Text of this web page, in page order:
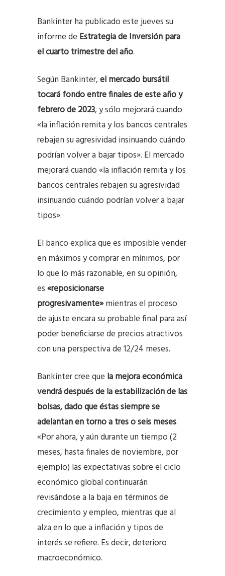
Bankinter ha publicado este jueves su
informe de Estrategia de Inversión para
el cuarto trimestre del año.
Según Bankinter,el mercado bursátil
tocará fondo entre finales de este año y
febrero de 2023, y sólo mejorará cuando
«la inflación remita y los bancos centrales
rebajen su agresividad insinuando cuándo
podrían volver a bajar tipos». El mercado
mejorará cuando «la inflación remita y los
bancos centrales rebajen su agresividad
insinuando cuándo podrían volver a bajar
tipos».
El banco explica que es imposible vender
en máximos y comprar en mínimos, por
lo que lo más razonable, en su opinión,
es«reposicionarse
progresivamente»mientras el proceso
de ajuste encara su probable final para así
poder beneficiarse de precios atractivos
con una perspectiva de 12/24 meses.
Bankinter cree que la mejora económica
vendrá después de la estabilización de las
bolsas, dado que éstas siempre se
adelantan en torno a tres o seis meses.
«Por ahora, y aún durante un tiempo (2
meses, hasta finales de noviembre, por
ejemplo) las expectativas sobre el ciclo
económico global continuarán
revisándose a la baja en términos de
crecimiento y empleo, mientras que al
alza en lo que a inflación y tipos de
interés se refiere. Es decir, deterioro
macroeconómico.